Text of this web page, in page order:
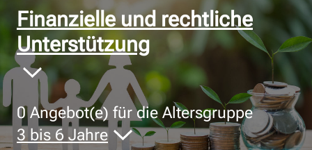
Finanzielle und rechtliche
Unterstützung
0Angebot(e) für die Altersgruppe
3 bis 6 Jahre